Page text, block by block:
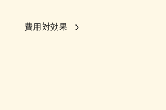
費用対効果